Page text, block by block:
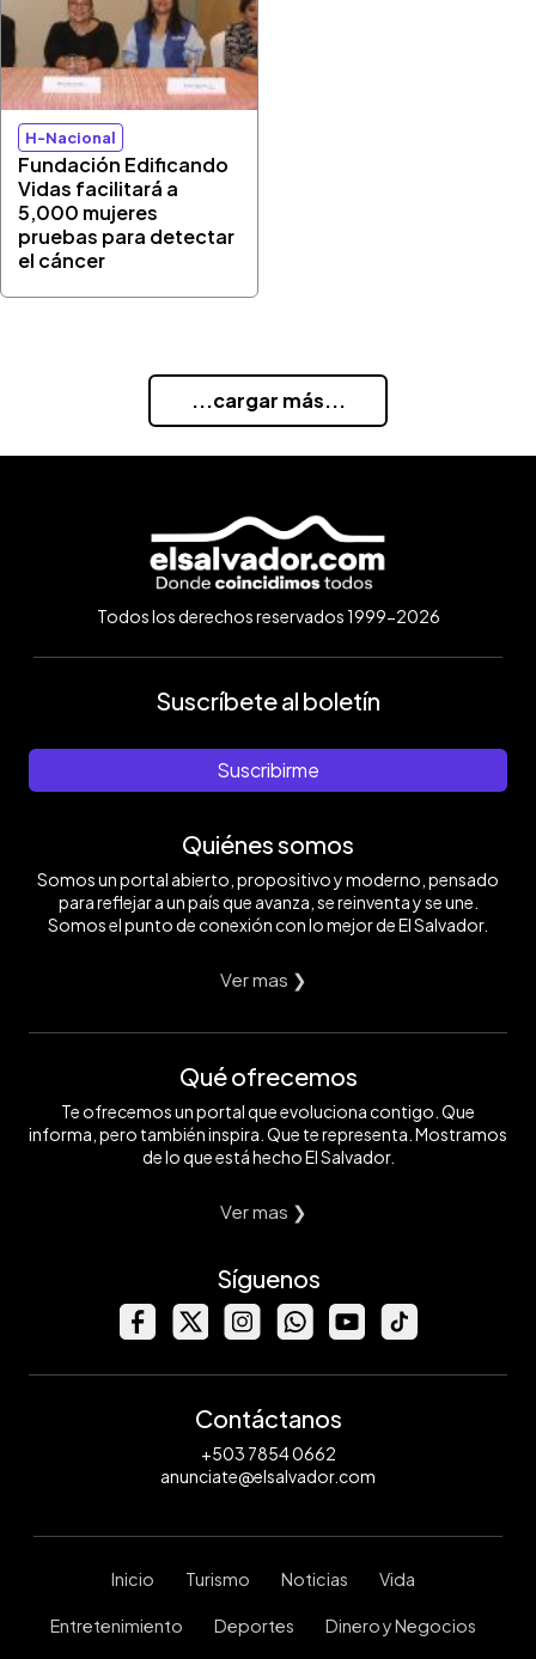
H-Nacional
Fundación Edificando
Vidas facilitará a
5,000 mujeres
pruebas para detectar
el cáncer
...cargar más...
Todos los derechos reservados 1999-2026
Suscríbete al boletín
Suscribirme
Quiénes somos
Somos un portal abierto, propositivo y moderno, pensado
para reflejar a un país que avanza, se reinventa y se une.
Somos el punto de conexión con lo mejor de El Salvador.
Ver mas ❯
Qué ofrecemos
Te ofrecemos un portal que evoluciona contigo. Que
informa, pero también inspira. Que te representa. Mostramos
de lo que está hecho El Salvador.
Ver mas ❯
Síguenos
Contáctanos
+503 7854 0662
anunciate@elsalvador.com
Inicio Turismo Noticias Vida
Entretenimiento Deportes Dinero y Negocios